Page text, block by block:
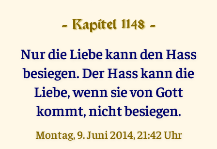
- Kapitel 1148 -
Nur die Liebe kann den Hass
besiegen. Der Hass kann die
Liebe, wenn sie von Gott
kommt, nicht besiegen.
Montag, 9. Juni 2014, 21:42 Uhr